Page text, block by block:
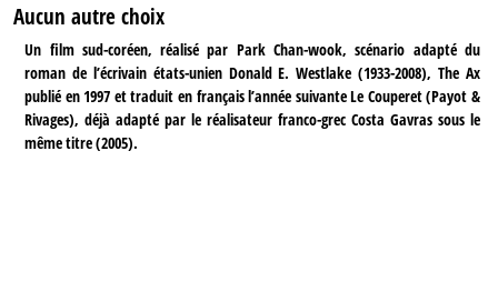
S’abonner à la Lettre !
Aucun autre choix
Un film sud-coréen, réalisé par Park Chan-wook, scénario adapté du
roman de l’écrivain états-unien Donald E. Westlake (1933-2008), The Ax
publié en 1997 et traduit en français l’année suivante Le Couperet (Payot &
Rivages), déjà adapté par le réalisateur franco-grec Costa Gavras sous le
même titre (2005).